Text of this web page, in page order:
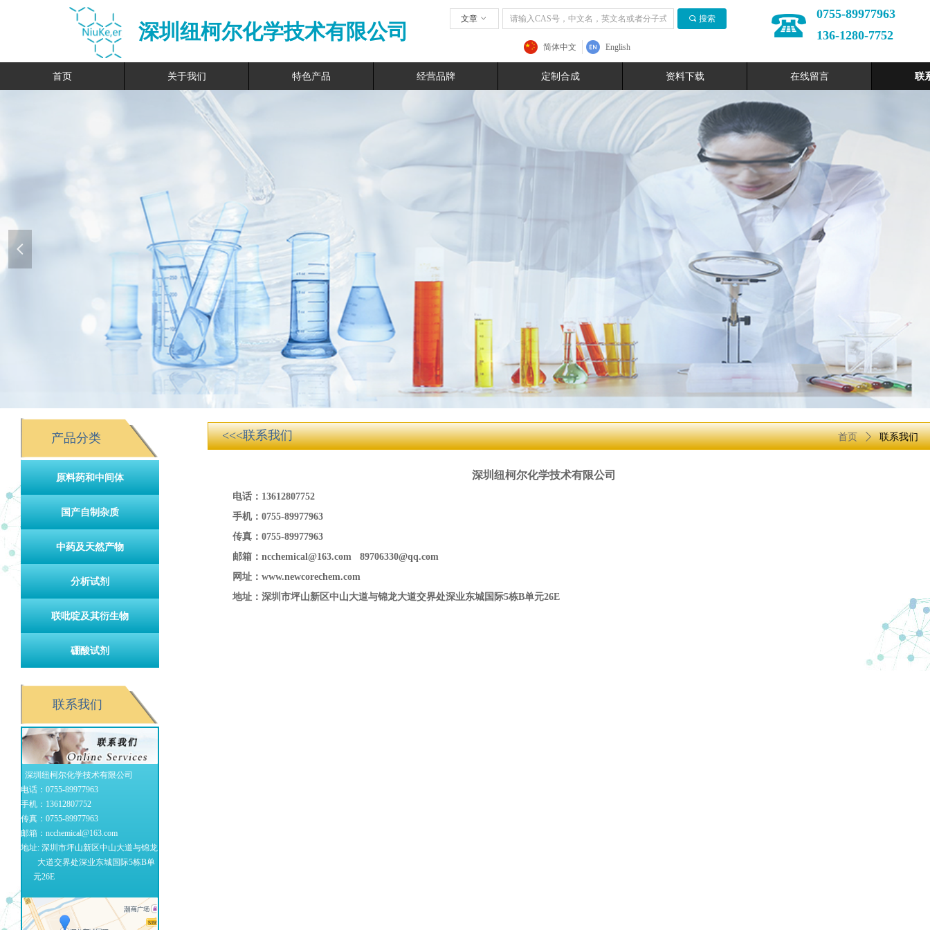
深圳纽柯尔化学技术有限公司
끠 搜索
文章 ꀁ
简体中文 English
0755-89977963
136-1280-7752
首页 关于我们 特色产品 经营品牌 定制合成 资料下载 在线留言 联
넳
<<<联系我们 首页 ꄲ 联系我们
深圳纽柯尔化学技术有限公司
电话：13612807752
手机：0755-89977963
传真：0755-89977963
邮箱：ncchemical@163.com 89706330@qq.com
网址： www.newcorechem.com
地址：深圳市坪山新区中山大道与锦龙大道交界处深业东城国际5栋B单元26E
产品分类
联系我们
深圳纽柯尔化学技术有限公司
电话：0755-89977963
手机：13612807752
传真：0755-89977963
邮箱：ncchemical@163.com
地址: 深圳市坪山新区中山大道与锦龙
大道交界处深业东城国际5栋B单
元26E
原料药和中间体
国产自制杂质
中药及天然产物
分析试剂
联吡啶及其衍生物
硼酸试剂